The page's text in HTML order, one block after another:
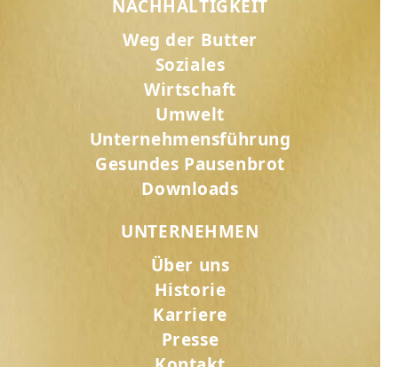
NACHHALTIGKEIT
Weg der Butter
Soziales
Wirtschaft
Umwelt
Unternehmensführung
Gesundes Pausenbrot
Downloads
UNTERNEHMEN
Über uns
Historie
Karriere
Presse